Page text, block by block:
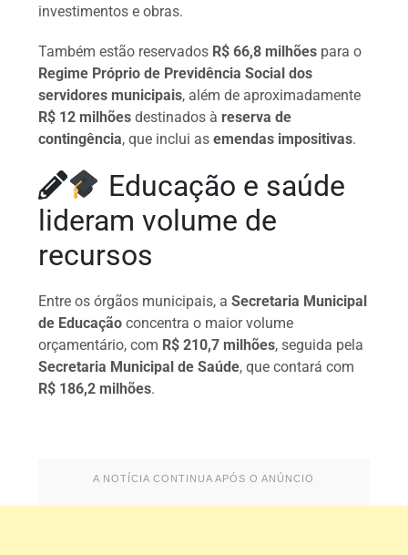
investimentos e obras.
Também estão reservados R$ 66,8 milhões para o
Regime Próprio de Previdência Social dos
servidores municipais, além de aproximadamente
R$ 12 milhões destinados à reserva de
contingência, que inclui asemendas impositivas.
Educação e saúde
lideram volume de
recursos
Entre os órgãos municipais, aSecretaria Municipal
de Educação concentra o maior volume
orçamentário, com R$ 210,7 milhões, seguida pela
Secretaria Municipal de Saúde, que contará com
R$ 186,2 milhões.
A NOTÍCIA CONTINUA APÓS O ANÚNCIO